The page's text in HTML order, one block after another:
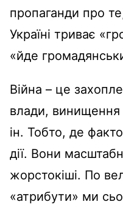
пропаганди про
Україні триває
«йде
Війна – це
влади, винищення
ін. Тобто, де
дії. Вони
жорстокіші. По
«атрибути» ми